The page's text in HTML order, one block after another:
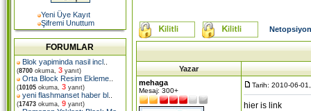
Yeni Üye Kayıt
Şifremi Unuttum
FORUMLAR
Blok yapiminda nasil incl
(8700 okuma, 3 yanıt)
Orta Block Resim Ekleme
(10105 okuma, 3 yanıt)
yeni flashmanset haber bl
(17473 okuma, 9 yanıt)
Yazar
mehaga
Mesaj: 300+
Tarih: 2010-06-
hier is link